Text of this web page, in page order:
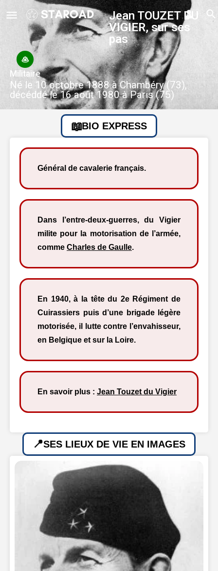
Jean TOUZET DU
VIGIER, sur ses
pas
Militaire
Né le 10 octobre 1888 à Chambéry (73),
décéddé le 16 août 1980 à Paris (75)
BIO EXPRESS
Général de cavalerie français.
Dans l’entre-deux-guerres, du Vigier
milite pour la motorisation de l’armée,
comme Charles de Gaulle.
En 1940, à la tête du 2e Régiment de
Cuirassiers puis d’une brigade légère
motorisée, il lutte contre l’envahisseur,
en Belgique et sur la Loire.
En savoir plus : Jean Touzet du Vigier
SES LIEUX DE VIE EN IMAGES